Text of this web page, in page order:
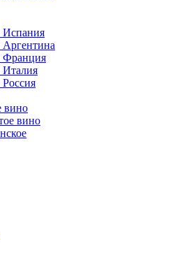
Испания
Франция
Италия
вино
вино